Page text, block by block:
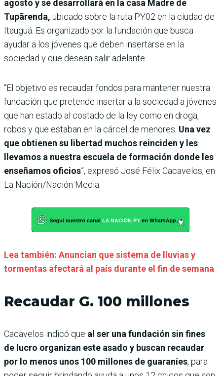
agosto y se desarrollará en la casa Madre de
Tupãrenda, ubicado sobre la ruta PY02 en la ciudad de
Itauguá. Es organizado por la fundación que busca
ayudar a los jóvenes que deben insertarse en la
sociedad y que desean salir adelante.
“El objetivo es recaudar fondos para mantener nuestra
fundación que pretende insertar a la sociedad a jóvenes
que han estado al costado de la ley como en droga,
robos y que estaban en la cárcel de menores. Una vez
que obtienen su libertad muchos reinciden y les
llevamos a nuestra escuela de formación donde les
enseñamos oficios”, expresó José Félix Cacavelos, en
La Nación/Nación Media.
Lea también: Anuncian que sistema de lluvias y
tormentas afectará al país durante el fin de semana
Recaudar G. 100 millones
Cacavelos indicó que al ser una fundación sin fines
de lucro organizan este asado y buscan recaudar
por lo menos unos 100 millones de guaraníes, para